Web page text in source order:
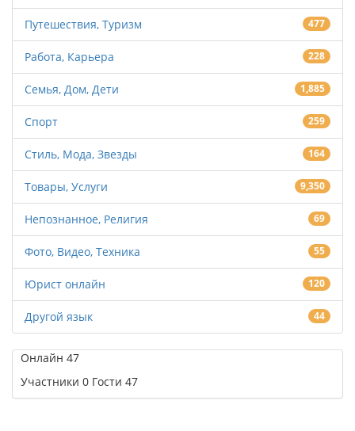
Путешествия, Туризм 477
Работа, Карьера 228
Семья, Дом, Дети 1,885
Спорт 259
Стиль, Мода, Звезды 164
Товары, Услуги 9,350
Непознанное, Религия 69
Фото, Видео, Техника 55
Юрист онлайн 120
Другой язык 44
Онлайн 47
Участники 0 Гости 47